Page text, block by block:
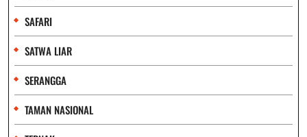
SAFARI
SATWA LIAR
SERANGGA
TAMAN NASIONAL